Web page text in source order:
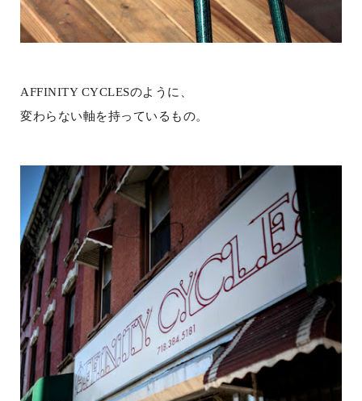
AFFINITY CYCLESのように、
変わらない軸を持っているもの。